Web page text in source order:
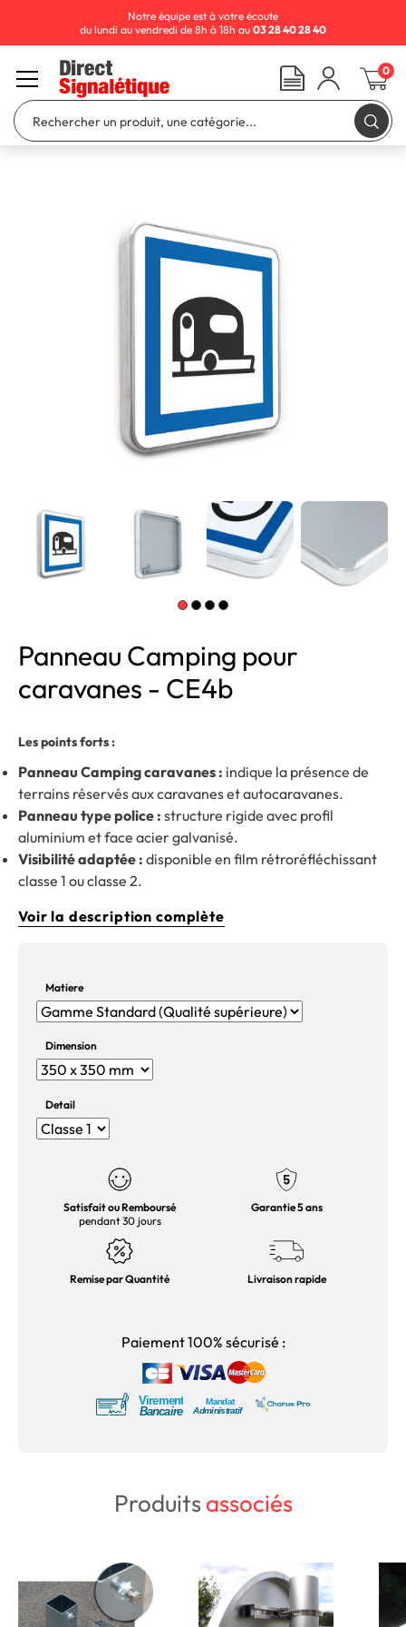
Panneau Camping pour
caravanes - CE4b
Les points forts :
Panneau Camping caravanes : indique la présence de
terrains réservés aux caravanes et autocaravanes.
Panneau type police : structure rigide avec profil
aluminium et face acier galvanisé.
Visibilité adaptée : disponible en film rétroréfléchissant
classe 1 ou classe 2.
Voir la description complète
Matiere
Dimension
Detail
Satisfait ou Remboursé
pendant 30 jours
Garantie 5 ans
Remise par Quantité Livraison rapide
Paiement 100% sécurisé :
Produitsassociés
Notre équipe est à votre écoute
du lundi au vendredi de 8h à 18h au 03 28 40 28 40
0